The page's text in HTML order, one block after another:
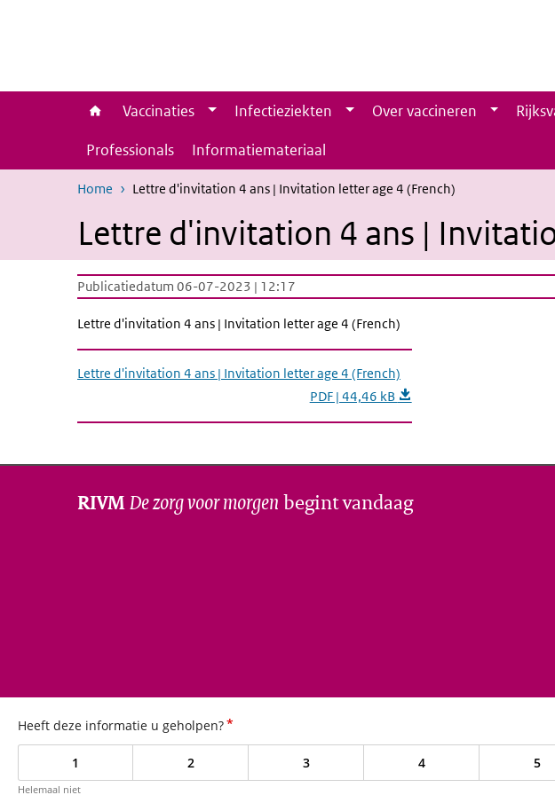
Vaccinaties Infectieziekten Over vaccineren
Professionals
Informatiemateriaal
Home Lettre d'invitation 4 ans | Invitation letter age 4 (French)
Lettre d'invitation 4 ans |
Publicatiedatum 06-07-2023 | 12:17
Lettre d'invitation 4 ans | Invitation letter age 4 (French)
Lettre d'invitation 4 ans | Invitation letter age 4 (French)
PDF | 44,46 kB
RIVMDe zorg voor morgen begint vandaag
Heeft deze informatie u geholpen?*
1 2 3 4 5
Helemaal niet